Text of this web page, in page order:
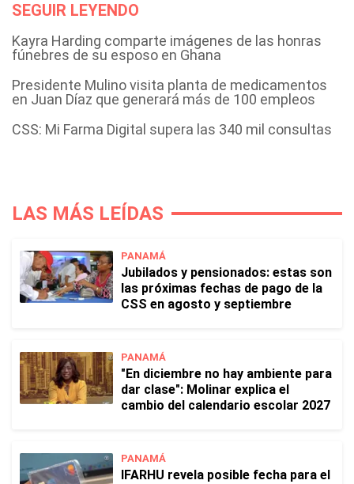
SEGUIR LEYENDO
Kayra Harding comparte imágenes de las honras
fúnebres de su esposo en Ghana
Presidente Mulino visita planta de medicamentos
en Juan Díaz que generará más de 100 empleos
CSS: Mi Farma Digital supera las 340 mil consultas
LAS MÁS LEÍDAS
PANAMÁ
Jubilados y pensionados: estas son
las próximas fechas de pago de la
CSS en agosto y septiembre
PANAMÁ
"En diciembre no hay ambiente para
dar clase": Molinar explica el
cambio del calendario escolar 2027
PANAMÁ
IFARHU revela posible fecha para el